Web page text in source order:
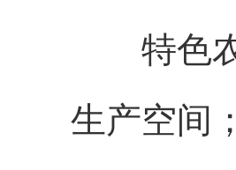
特色
生产空间